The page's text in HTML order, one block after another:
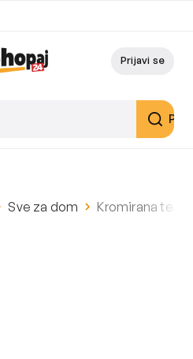
Prijavi se
Sve za dom Kromirana